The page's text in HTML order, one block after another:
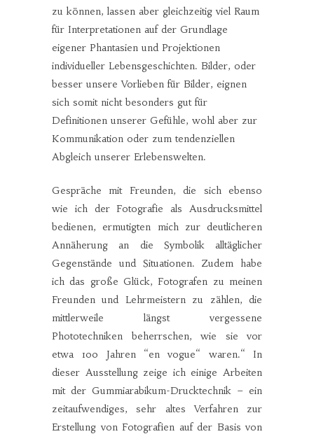
zu können, lassen aber gleichzeitig viel Raum
für Interpretationen auf der Grundlage
eigener Phantasien und Projektionen
individueller Lebensgeschichten. Bilder, oder
besser unsere Vorlieben für Bilder, eignen
sich somit nicht besonders gut für
Definitionen unserer Gefühle, wohl aber zur
Kommunikation oder zum tendenziellen
Abgleich unserer Erlebenswelten.
Gespräche mit Freunden, die sich ebenso
wie ich der Fotografie als Ausdrucksmittel
bedienen, ermutigten mich zur deutlicheren
Annäherung an die Symbolik alltäglicher
Gegenstände und Situationen. Zudem habe
ich das große Glück, Fotografen zu meinen
Freunden und Lehrmeistern zu zählen, die
mittlerweile längst vergessene
Phototechniken beherrschen, wie sie vor
etwa 100 Jahren “en vogue“ waren.“ In
dieser Ausstellung zeige ich einige Arbeiten
mit der Gummiarabikum-Drucktechnik – ein
zeitaufwendiges, sehr altes Verfahren zur
Erstellung von Fotografien auf der Basis von